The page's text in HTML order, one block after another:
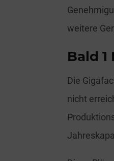
weitere
Bald
Die
nicht